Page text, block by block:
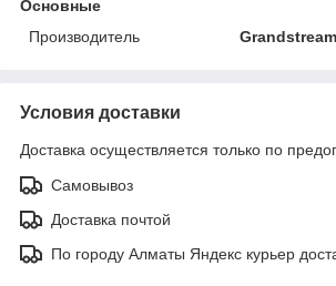
Основные
Производитель
Grandstream
Условия доставки
Доставка осуществляется только по
Самовывоз
Доставка почтой
По городу Алматы Яндекс курьер